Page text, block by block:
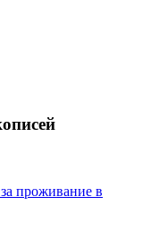
проживание в